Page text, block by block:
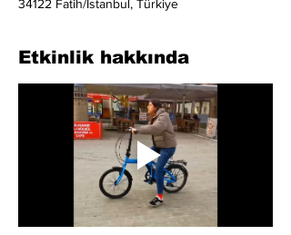
34122 Fatih/İstanbul, Türkiye
Etkinlik hakkında